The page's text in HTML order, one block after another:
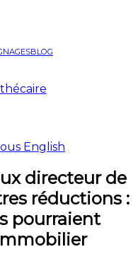
BLOG
English
directeur de
réductions :
pourraient